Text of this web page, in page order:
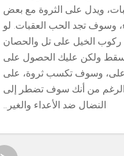
ويدل على الثروة مع بعض
وسوف تجد الحب العقبات. لو
الخيل على تل والحصان
ولكن عليك الحصول على
وسوف تكسب ثروة، على
الرغم من أنك سوف تضطر إلى
النضال ضد الأعداء والغير…